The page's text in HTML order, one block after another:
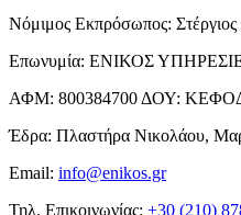
Νόμιμος Εκπρόσωπος:
Επωνυμία: ΕΝΙΚΟΣ
ΑΦΜ: 800384700 ΔΟΥ:
Έδρα: Πλαστήρα Νικολάου,
Email: info@enikos.gr
Τηλ. Επικοινωνίας: +30 (210)